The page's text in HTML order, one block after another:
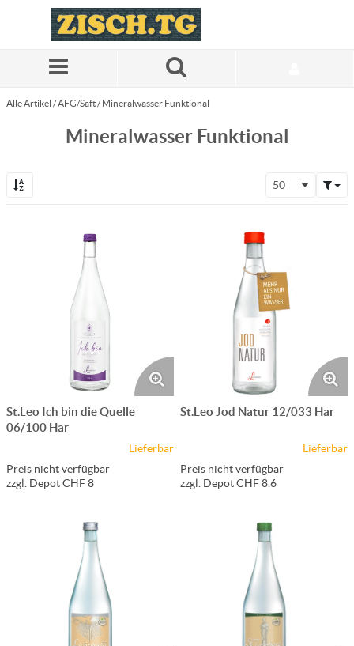
Zum Hauptinhalt springen
Alle Artikel / AFG/Saft / Mineralwasser Funktional
Mineralwasser Funktional
50
St.Leo Ich bin die Quelle
06/100 Har
Lieferbar
Preis nicht verfügbar
zzgl. Depot CHF 8
St.Leo Jod Natur 12/033 Har
Lieferbar
Preis nicht verfügbar
zzgl. Depot CHF 8.6